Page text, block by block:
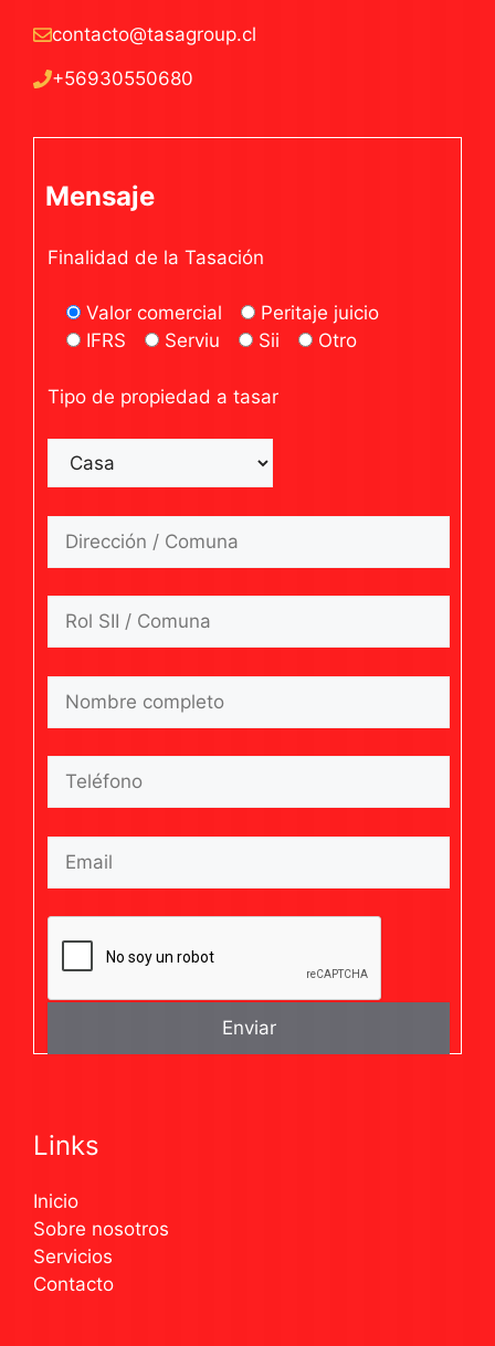
contacto@tasagroup.cl
+56930550680
Mensaje
Finalidad de la Tasación
Valor comercial
Peritaje juicio
IFRS
Serviu Sii Otro
Tipo de propiedad a tasar
Links
Inicio
Sobre nosotros
Servicios
Contacto